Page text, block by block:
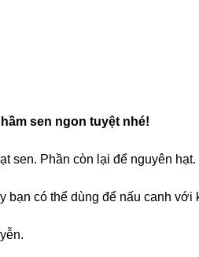
sen ngon tuyệt nhé!
sen. Phần còn lại để nguyên hạt.
bạn có thể dùng để nấu canh với